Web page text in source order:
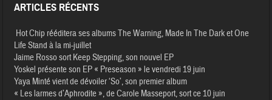
ARTICLES RÉCENTS
Hot Chip rééditera ses albums The Warning, Made In The Dark et One
Life Stand à la mi-juillet
Jaime Rosso sort Keep Stepping, son nouvel EP
Yoskel présente son EP « Preseason » le vendredi 19 juin
Yaya Minté vient de dévoiler ‘So’, son premier album
« Les larmes d’Aphrodite », de Carole Masseport, sort ce 10 juin